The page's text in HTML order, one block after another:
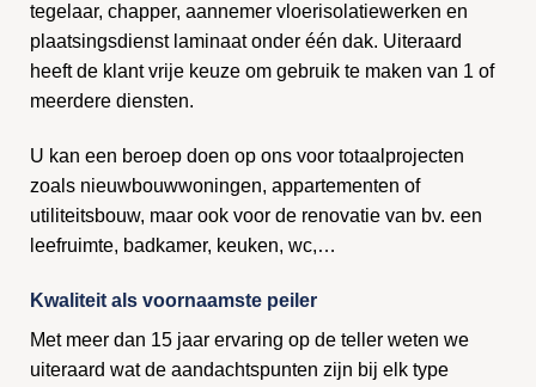
tegelaar, chapper, aannemer vloerisolatiewerken en
plaatsingsdienst laminaat onder één dak. Uiteraard
heeft de klant vrije keuze om gebruik te maken van 1 of
meerdere diensten.
U kan een beroep doen op ons voor totaalprojecten
zoals nieuwbouwwoningen, appartementen of
utiliteitsbouw, maar ook voor de renovatie van bv. een
leefruimte, badkamer, keuken, wc,…
Kwaliteit als voornaamste peiler
Met meer dan 15 jaar ervaring op de teller weten we
uiteraard wat de aandachtspunten zijn bij elk type